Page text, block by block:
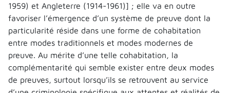
1959) et Angleterre (1914-1961)] ; elle va en outre
favoriser l’émergence d’un système de preuve dont la
particularité réside dans une forme de cohabitation
entre modes traditionnels et modes modernes de
preuve. Au mérite d’une telle cohabitation, la
complémentarité qui semble exister entre deux modes
de preuves, surtout lorsqu’ils se retrouvent au service